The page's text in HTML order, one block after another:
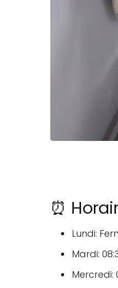
⏰
Lundi:
Mardi:
Mercredi: